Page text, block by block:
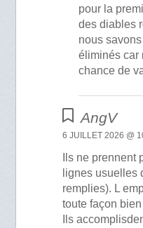
pour la
des diables
nous
éliminés car
chance de
AngV
6 JUILLET 2026 @
Ils ne
lignes usuelles
remplies). L
toute façon
Ils